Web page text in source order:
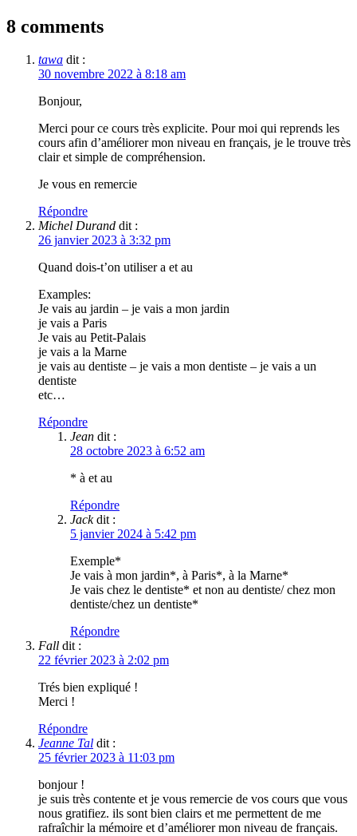
8 comments
tawa dit :
30 novembre 2022 à 8:18 am
Bonjour,
Merci pour ce cours très explicite. Pour moi qui reprends les
cours afin d’améliorer mon niveau en français, je le trouve très
clair et simple de compréhension.
Je vous en remercie
Répondre
Michel Durand dit :
26 janvier 2023 à 3:32 pm
Quand dois-t’on utiliser a et au
Examples:
Je vais au jardin – je vais a mon jardin
je vais a Paris
Je vais au Petit-Palais
je vais a la Marne
je vais au dentiste – je vais a mon dentiste – je vais a un
dentiste
etc…
Répondre
Jean dit :
28 octobre 2023 à 6:52 am
* à et au
Répondre
Jack dit :
5 janvier 2024 à 5:42 pm
Exemple*
Je vais à mon jardin*, à Paris*, à la Marne*
Je vais chez le dentiste* et non au dentiste/ chez mon
dentiste/chez un dentiste*
Répondre
Fall dit :
22 février 2023 à 2:02 pm
Trés bien expliqué !
Merci !
Répondre
Jeanne Tal dit :
25 février 2023 à 11:03 pm
bonjour !
je suis très contente et je vous remercie de vos cours que vous
nous gratifiez. ils sont bien clairs et me permettent de me
rafraîchir la mémoire et d’améliorer mon niveau de français.